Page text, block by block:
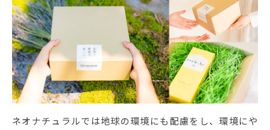
ネオナチュラルでは地球の環境にも配慮をし、環境にや